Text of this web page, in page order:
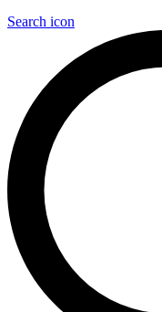
Search icon